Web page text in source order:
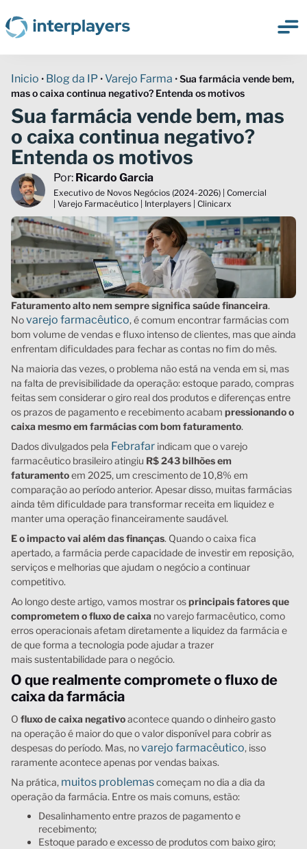
Inicio • Blog da IP •Varejo Farma •Sua farmácia vende bem,
mas o caixa continua negativo? Entenda os motivos
Sua farmácia vende bem, mas
o caixa continua negativo?
Entenda os motivos
Por: Ricardo Garcia
Executivo de Novos Negócios (2024-2026) | Comercial
| Varejo Farmacêutico | Interplayers | Clinicarx
Faturamento alto nem sempre significa saúde financeira.
Novarejo farmacêutico, é comum encontrar farmácias com
bom volume de vendas e fluxo intenso de clientes, mas que ainda
enfrentam dificuldades para fechar as contas no fim do mês.
Na maioria das vezes, o problema não está na venda em si, mas
na falta de previsibilidade da operação: estoque parado, compras
feitas sem considerar o giro real dos produtos e diferenças entre
os prazos de pagamento e recebimento acabam pressionando o
caixa mesmo em farmácias com bom faturamento.
Dados divulgados pela Febrafar indicam que o varejo
farmacêutico brasileiro atingiu R$ 243 bilhões em
faturamentoem 2025, um crescimento de 10,8% em
comparação ao período anterior. Apesar disso, muitas farmácias
ainda têm dificuldade para transformar receita em liquidez e
manter uma operação financeiramente saudável.
E o impacto vai além das finanças. Quando o caixa fica
apertado, a farmácia perde capacidade de investir em reposição,
serviços e melhorias que ajudam o negócio a continuar
competitivo.
Ao longo deste artigo, vamos mostrar osprincipais fatores que
comprometem o fluxo de caixa no varejo farmacêutico, como
erros operacionais afetam diretamente a liquidez da farmácia e
de que forma a tecnologia pode ajudar a trazer
mais sustentabilidade para o negócio.
O que realmente compromete o fluxo de
caixa da farmácia
O fluxo de caixa negativoacontece quando o dinheiro gasto
na operação é maior do que o valor disponível para cobrir as
despesas do período. Mas, novarejo farmacêutico, isso
raramente acontece apenas por vendas baixas.
Na prática, muitos problemascomeçam no dia a dia da
operação da farmácia. Entre os mais comuns, estão:
Desalinhamento entre prazos de pagamento e
recebimento;
Estoque parado e excesso de produtos com baixo giro;